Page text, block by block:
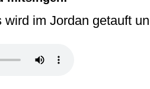
wird im Jordan getauft